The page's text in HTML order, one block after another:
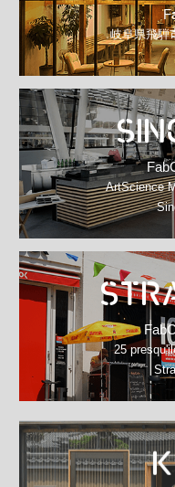
岐阜県飛騨
ArtScience
25